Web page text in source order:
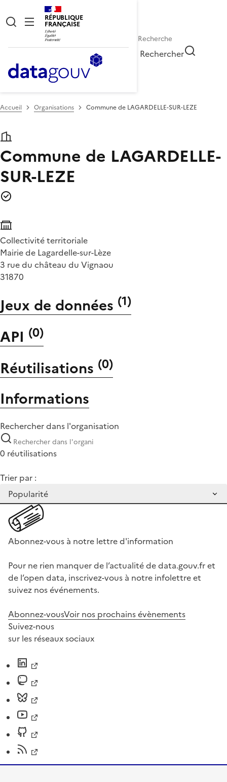
RÉPUBLIQUE
FRANÇAISE
Rechercher
Accueil Organisations Commune de LAGARDELLE-SUR-LEZE
Commune de LAGARDELLE-
SUR-LEZE
Collectivité territoriale
Mairie de Lagardelle-sur-Lèze
3 rue du château du Vignaou
31870
Jeux de données (1)
API (0)
Réutilisations (0)
Informations
Rechercher dans l'organisation
0 réutilisations
Trier par :
Abonnez-vous à notre lettre d'information
Pour ne rien manquer de l’actualité de data.gouv.fr et
de l’open data, inscrivez-vous à notre infolettre et
suivez nos événements.
Abonnez-vousVoir nos prochains évènements
Suivez-nous
sur les réseaux sociaux